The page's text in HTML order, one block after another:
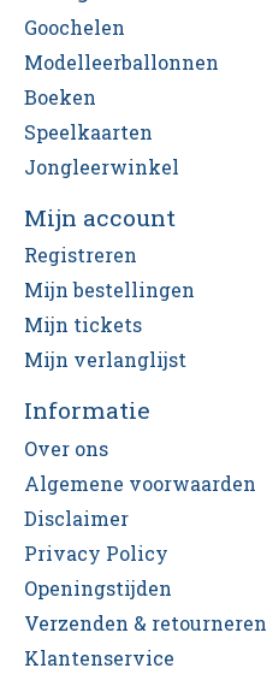
Goochelen
Modelleerballonnen
Boeken
Speelkaarten
Jongleerwinkel
Mijn account
Registreren
Mijn bestellingen
Mijn tickets
Mijn verlanglijst
Informatie
Over ons
Algemene voorwaarden
Disclaimer
Privacy Policy
Openingstijden
Verzenden & retourneren
Klantenservice